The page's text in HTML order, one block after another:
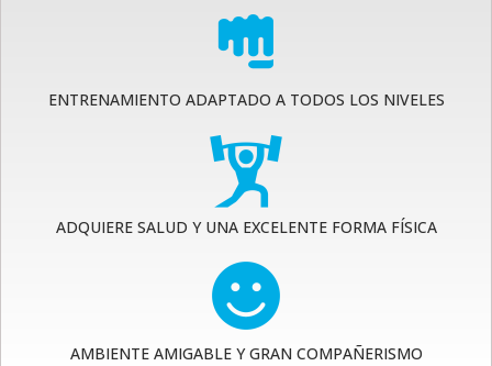
ENTRENAMIENTO ADAPTADO A TODOS LOS NIVELES
ADQUIERE SALUD Y UNA EXCELENTE FORMA FÍSICA
AMBIENTE AMIGABLE Y GRAN COMPAÑERISMO